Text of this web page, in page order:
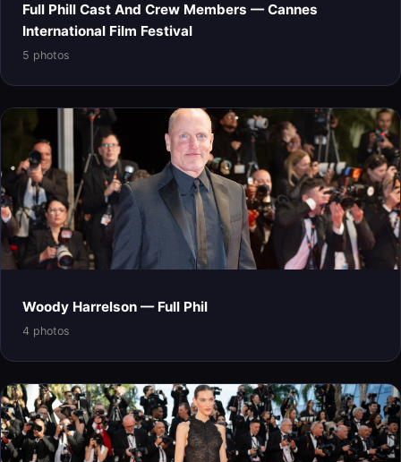
Full Phill Cast And Crew Members — Cannes
International Film Festival
5 photos
Woody Harrelson — Full Phil
4 photos